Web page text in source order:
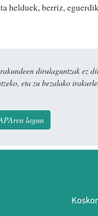
helduek, berriz,
dirulaguntzak ez
eta zu bezalako
lagun